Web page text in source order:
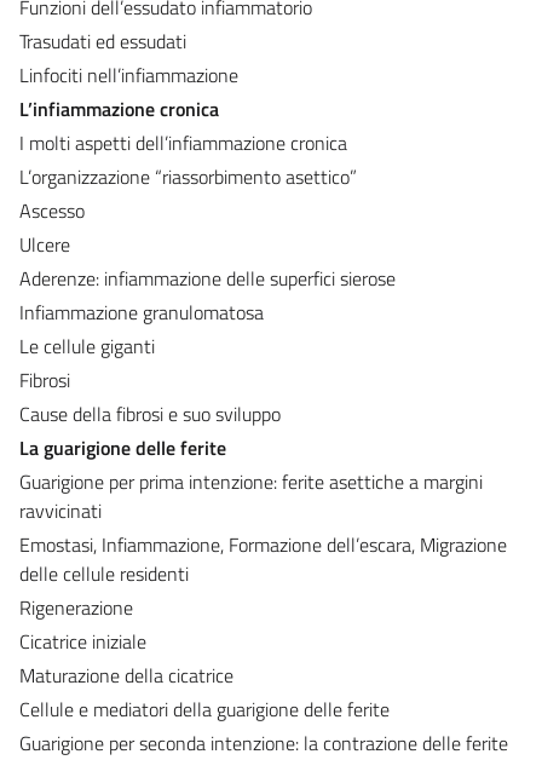
Funzioni dell’essudato infiammatorio
Trasudati ed essudati
Linfociti nell’infiammazione
L’infiammazione cronica
I molti aspetti dell’infiammazione cronica
L’organizzazione “riassorbimento asettico”
Ascesso
Ulcere
Aderenze: infiammazione delle superfici sierose
Infiammazione granulomatosa
Le cellule giganti
Fibrosi
Cause della fibrosi e suo sviluppo
La guarigione delle ferite
Guarigione per prima intenzione: ferite asettiche a margini
ravvicinati
Emostasi, Infiammazione, Formazione dell’escara, Migrazione
delle cellule residenti
Rigenerazione
Cicatrice iniziale
Maturazione della cicatrice
Cellule e mediatori della guarigione delle ferite
Guarigione per seconda intenzione: la contrazione delle ferite